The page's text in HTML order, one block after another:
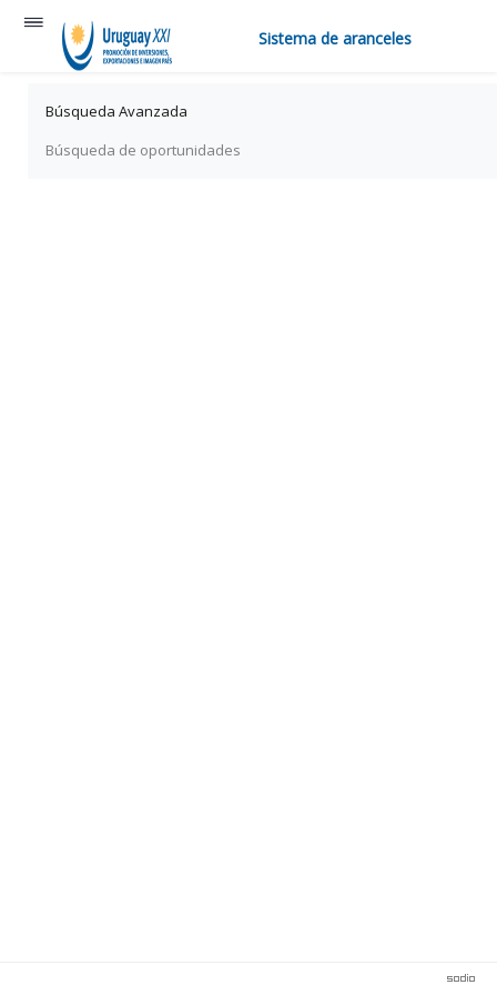
Sistema de aranceles
Búsqueda Avanzada
Búsqueda de oportunidades